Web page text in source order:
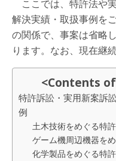
ここでは、特許法や
解決実績・取扱事例を
の関係で、事案は省略
ります。なお、現在継
<Contents of
特許訴訟・実用新案訴
例
土木技術をめぐる特
ゲーム機周辺機器を
化学製品をめぐる特